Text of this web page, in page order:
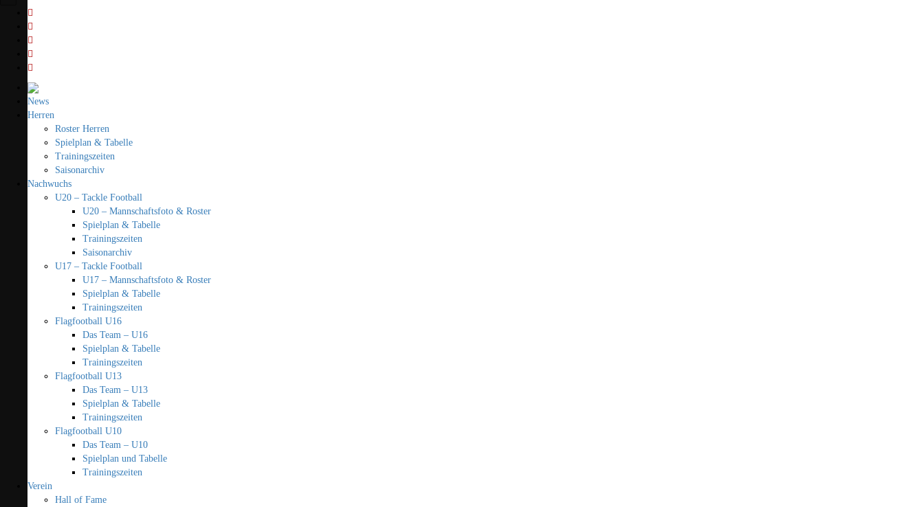
News
Herren
Roster Herren
Spielplan & Tabelle
Trainingszeiten
Saisonarchiv
Nachwuchs
U20 – Tackle Football
U20 – Mannschaftsfoto & Roster
Spielplan & Tabelle
Trainingszeiten
Saisonarchiv
U17 – Tackle Football
U17 – Mannschaftsfoto & Roster
Spielplan & Tabelle
Trainingszeiten
Flagfootball U16
Das Team – U16
Spielplan & Tabelle
Trainingszeiten
Flagfootball U13
Das Team – U13
Spielplan & Tabelle
Trainingszeiten
Flagfootball U10
Das Team – U10
Spielplan und Tabelle
Trainingszeiten
Verein
Hall of Fame